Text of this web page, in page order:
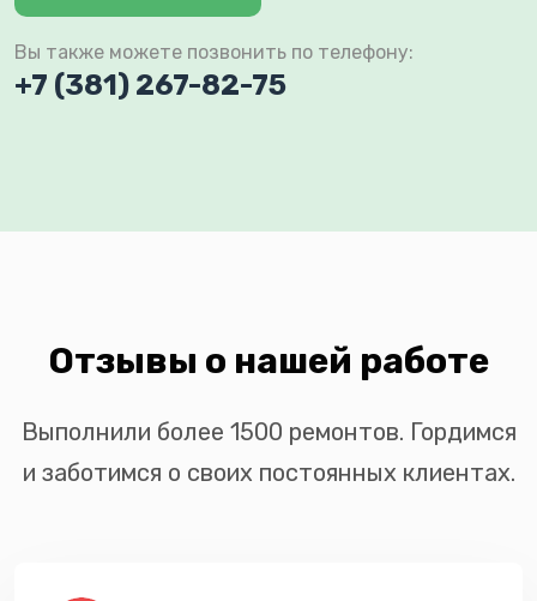
Вы также можете позвонить по телефону:
+7 (381) 267-82-75
Отзывы о нашей работе
Выполнили более 1500 ремонтов. Гордимся
и заботимся о своих постоянных клиентах.